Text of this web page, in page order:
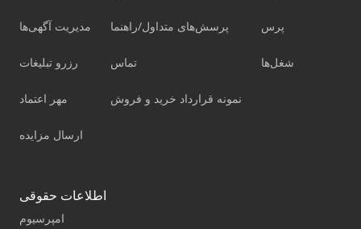
مدیریت آگهی‌ها
رزرو تبلیغات
مهر اعتماد
ارسال مزایده
پرسش‌های متداول/راهنما
تماس
نمونه قرارداد خرید و فروش
پرس
شغل‌ها
اطلاعات حقوقی
امپرسیوم